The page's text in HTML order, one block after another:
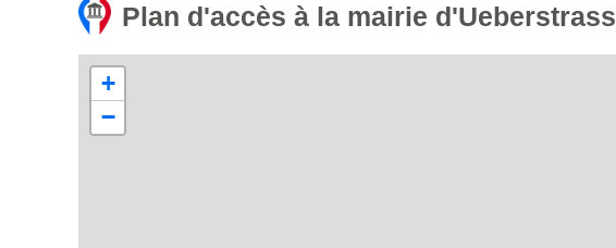
Plan d'accès à la mairie d'Ueberstrass
+
−